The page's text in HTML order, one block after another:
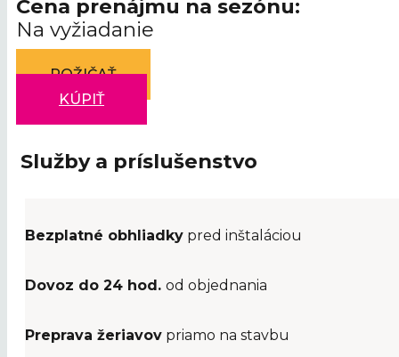
Cena prenájmu na sezónu:
Na vyžiadanie
POŽIČAŤ
KÚPIŤ
Služby a príslušenstvo
Bezplatné obhliadky pred inštaláciou
Dovoz do 24 hod. od objednania
Preprava žeriavov priamo na stavbu